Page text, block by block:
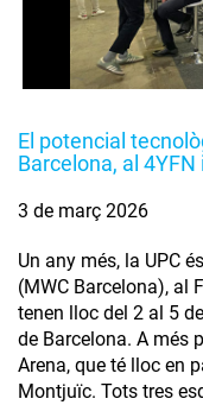
El potencial
Barcelona, al
3 de març 2026
Un any més, la UPC
(MWC Barcelona), al
tenen lloc del 2 al 5
de Barcelona. A més
Arena, que té lloc en
Montjuïc. Tots tres